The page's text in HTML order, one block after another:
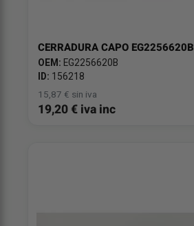
CERRADURA CAPO EG2256620B
OEM: EG2256620B
ID: 156218
15,87 € sin iva
19,20 € iva inc